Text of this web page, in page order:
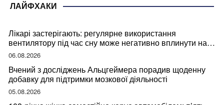
ЛАЙФХАКИ
Лікарі застерігають: регулярне використання
вентилятору під час сну може негативно вплинути на
ваше здоров’я
06.08.2026
Вчений з досліджень Альцгеймера порадив щоденну
добавку для підтримки мозкової діяльності
05.08.2026